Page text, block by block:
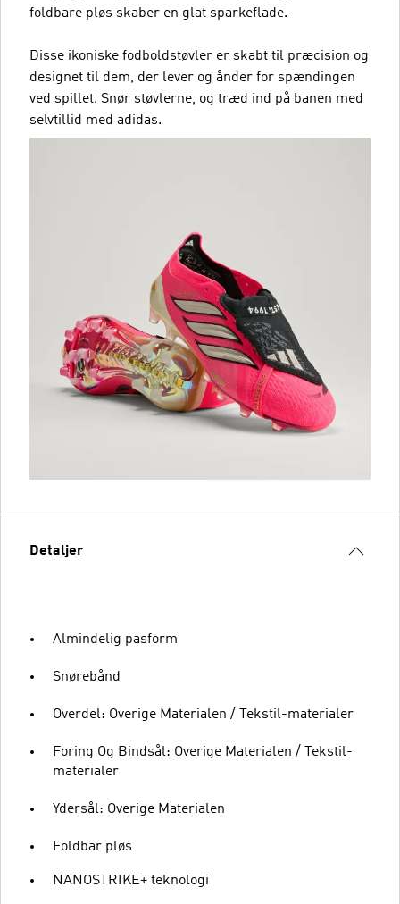
foldbare pløs skaber en glat sparkeflade.
Disse ikoniske fodboldstøvler er skabt til præcision og
designet til dem, der lever og ånder for spændingen
ved spillet. Snør støvlerne, og træd ind på banen med
selvtillid med adidas.
Detaljer
Almindelig pasform
Snørebånd
Overdel: Overige Materialen / Tekstil-materialer
Foring Og Bindsål: Overige Materialen / Tekstil-
materialer
Ydersål: Overige Materialen
Foldbar pløs
NANOSTRIKE+ teknologi